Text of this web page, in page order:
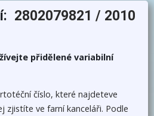
2802079821 / 2010
přidělené variabilní
číslo, které najdeteve
zjistíte ve farní kanceláři. Podle